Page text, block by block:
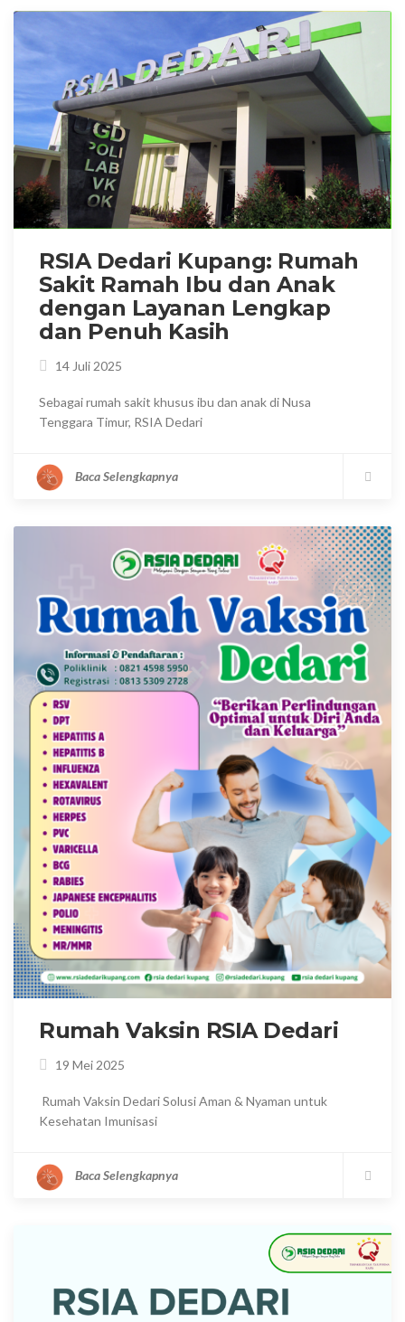
RSIA Dedari Kupang: Rumah
Sakit Ramah Ibu dan Anak
dengan Layanan Lengkap
dan Penuh Kasih
14 Juli 2025
Sebagai rumah sakit khusus ibu dan anak di Nusa
Tenggara Timur, RSIA Dedari
Baca Selengkapnya
Rumah Vaksin RSIA Dedari
19 Mei 2025
Rumah Vaksin Dedari Solusi Aman & Nyaman untuk
Kesehatan Imunisasi
Baca Selengkapnya